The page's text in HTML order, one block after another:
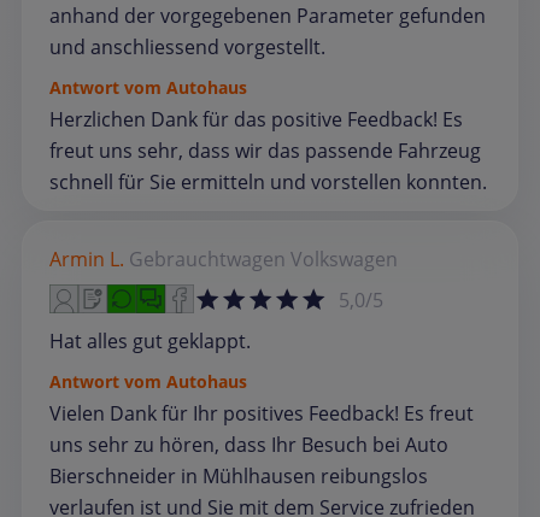
anhand der vorgegebenen Parameter gefunden
und anschliessend vorgestellt.
Antwort vom Autohaus
Herzlichen Dank für das positive Feedback! Es
freut uns sehr, dass wir das passende Fahrzeug
schnell für Sie ermitteln und vorstellen konnten.
Armin L. Gebrauchtwagen Volkswagen
5,0/5
Hat alles gut geklappt.
Antwort vom Autohaus
Vielen Dank für Ihr positives Feedback! Es freut
uns sehr zu hören, dass Ihr Besuch bei Auto
Bierschneider in Mühlhausen reibungslos
verlaufen ist und Sie mit dem Service zufrieden